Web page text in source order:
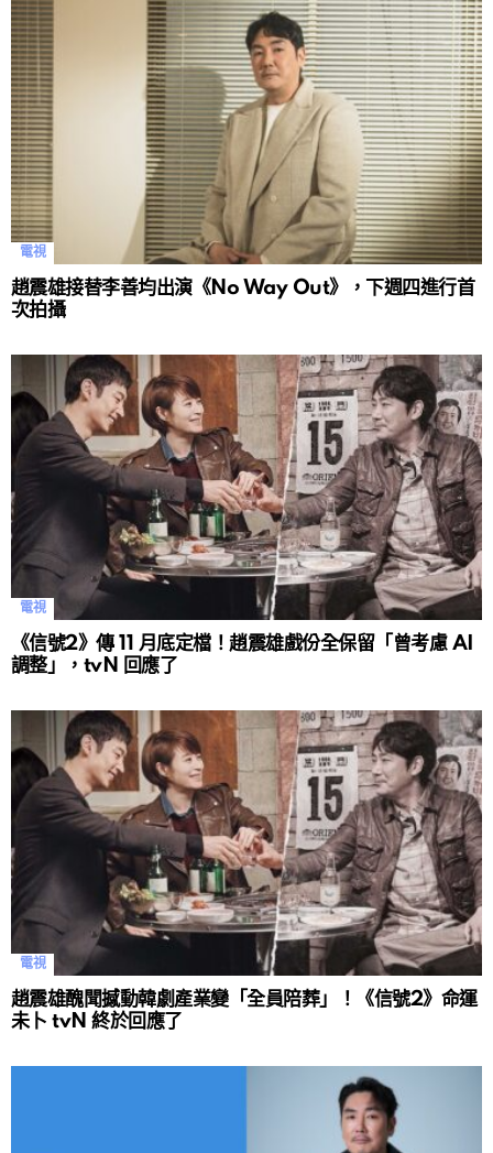
電視
趙震雄接替李善均出演《No Way Out》，下週四進行首
次拍攝
電視
《信號2》傳 11 月底定檔！趙震雄戲份全保留「曾考慮 AI
調整」，tvN 回應了
電視
趙震雄醜聞撼動韓劇產業變「全員陪葬」！《信號2》命運
未卜 tvN 終於回應了